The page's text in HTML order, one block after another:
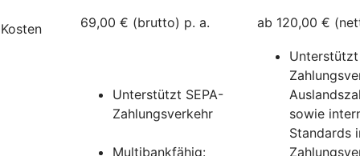
Kosten 69,00 € (brutto) p. a. ab 120,00 €
Unterstützt SEPA-
Zahlungsverkehr
Multibankfähig:
Unterstützt
sowie
Standards